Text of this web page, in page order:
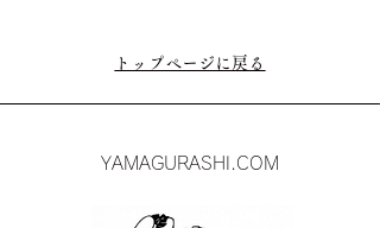
トップページに戻る
YAMAGURASHI.COM